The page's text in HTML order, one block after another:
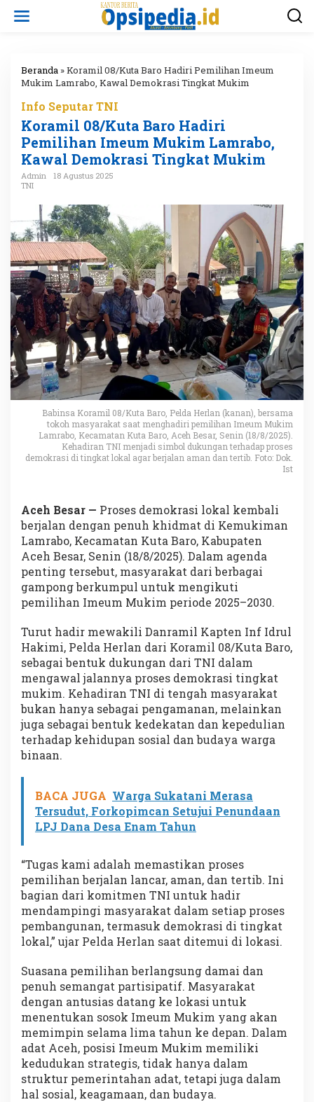
Beranda »Koramil 08/Kuta Baro Hadiri Pemilihan Imeum
Mukim Lamrabo, Kawal Demokrasi Tingkat Mukim
Info Seputar TNI
Koramil 08/Kuta Baro Hadiri
Pemilihan Imeum Mukim Lamrabo,
Kawal Demokrasi Tingkat Mukim
Admin
18 Agustus 2025
TNI
Babinsa Koramil 08/Kuta Baro, Pelda Herlan (kanan), bersama
tokoh masyarakat saat menghadiri pemilihan Imeum Mukim
Lamrabo, Kecamatan Kuta Baro, Aceh Besar, Senin (18/8/2025).
Kehadiran TNI menjadi simbol dukungan terhadap proses
demokrasi di tingkat lokal agar berjalan aman dan tertib. Foto: Dok.
Ist
Aceh Besar — Proses demokrasi lokal kembali
berjalan dengan penuh khidmat di Kemukiman
Lamrabo, Kecamatan Kuta Baro, Kabupaten
Aceh Besar, Senin (18/8/2025). Dalam agenda
penting tersebut, masyarakat dari berbagai
gampong berkumpul untuk mengikuti
pemilihan Imeum Mukim periode 2025–2030.
Turut hadir mewakili Danramil Kapten Inf Idrul
Hakimi, Pelda Herlan dari Koramil 08/Kuta Baro,
sebagai bentuk dukungan dari TNI dalam
mengawal jalannya proses demokrasi tingkat
mukim. Kehadiran TNI di tengah masyarakat
bukan hanya sebagai pengamanan, melainkan
juga sebagai bentuk kedekatan dan kepedulian
terhadap kehidupan sosial dan budaya warga
binaan.
BACA JUGA Warga Sukatani Merasa
Tersudut, Forkopimcan Setujui Penundaan
LPJ Dana Desa Enam Tahun
“Tugas kami adalah memastikan proses
pemilihan berjalan lancar, aman, dan tertib. Ini
bagian dari komitmen TNI untuk hadir
mendampingi masyarakat dalam setiap proses
pembangunan, termasuk demokrasi di tingkat
lokal,” ujar Pelda Herlan saat ditemui di lokasi.
Suasana pemilihan berlangsung damai dan
penuh semangat partisipatif. Masyarakat
dengan antusias datang ke lokasi untuk
menentukan sosok Imeum Mukim yang akan
memimpin selama lima tahun ke depan. Dalam
adat Aceh, posisi Imeum Mukim memiliki
kedudukan strategis, tidak hanya dalam
struktur pemerintahan adat, tetapi juga dalam
hal sosial, keagamaan, dan budaya.